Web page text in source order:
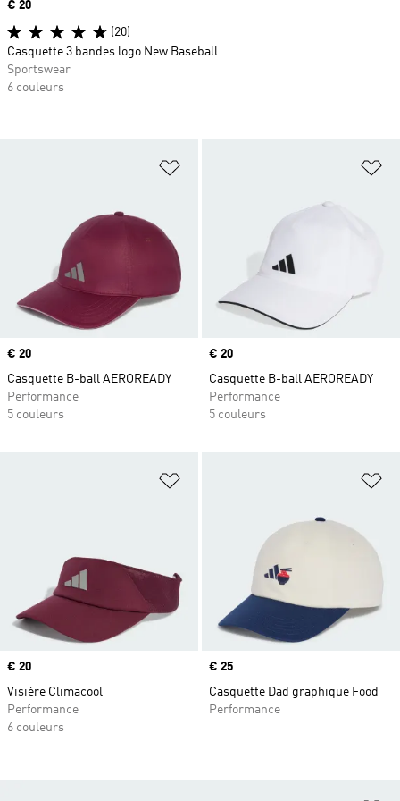
Ajouter à la Liste de produits
Prix
€ 20
Casquette B-ball AEROREADY
Performance
5 couleurs
Prix
€ 20
Casquette B-ball AEROREADY
Performance
5 couleurs
Ajouter à la Liste de produits
Prix
€ 20
Visière Climacool
Performance
6 couleurs
Prix
€ 25
Casquette Dad graphique Food
Performance
Prix
€ 20
(20)
Casquette 3 bandes logo New Baseball
Sportswear
6 couleurs